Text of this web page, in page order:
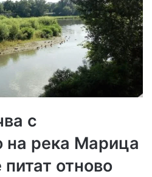
с
на река Марица
отново